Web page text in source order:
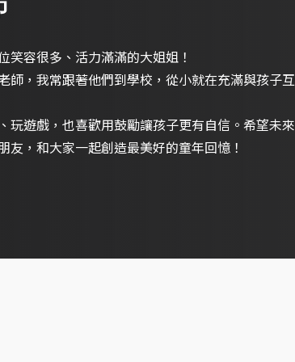
笑容很多、活力滿滿的大姐姐！
師，我常跟著他們到學校，從小就在充滿與孩子
玩遊戲，也喜歡用鼓勵讓孩子更有自信。希望未
友，和大家一起創造最美好的童年回憶！